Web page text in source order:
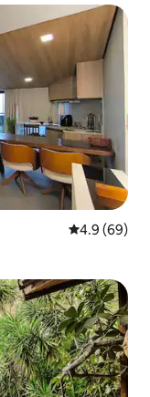
平均评分 4.9
4.9 (69)